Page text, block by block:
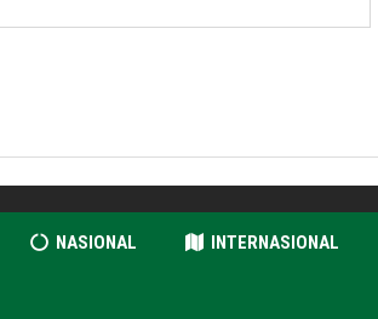
NASIONAL INTERNASIONAL